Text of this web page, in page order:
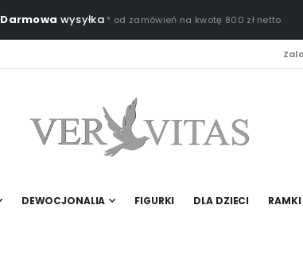
Darmowa wysyłka * od zamówień na kwotę 800 zł netto
DEWOCJONALIA FIGURKI DLA DZIECI RAMKI